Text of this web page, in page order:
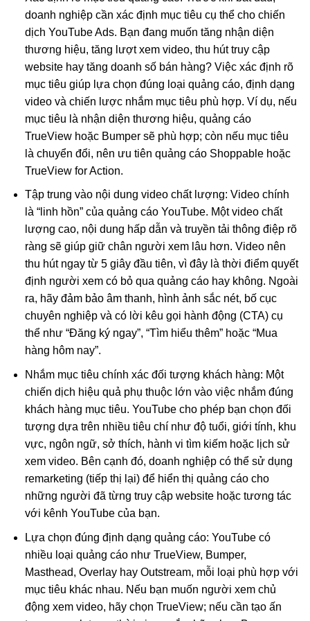
doanh nghiệp cần xác định mục tiêu cụ thể cho chiến
dịch YouTube Ads. Bạn đang muốn tăng nhận diện
thương hiệu, tăng lượt xem video, thu hút truy cập
website hay tăng doanh số bán hàng? Việc xác định rõ
mục tiêu giúp lựa chọn đúng loại quảng cáo, định dạng
video và chiến lược nhắm mục tiêu phù hợp. Ví dụ, nếu
mục tiêu là nhận diện thương hiệu, quảng cáo
TrueView hoặc Bumper sẽ phù hợp; còn nếu mục tiêu
là chuyển đổi, nên ưu tiên quảng cáo Shoppable hoặc
TrueView for Action.
Tập trung vào nội dung video chất lượng: Video chính
là “linh hồn” của quảng cáo YouTube. Một video chất
lượng cao, nội dung hấp dẫn và truyền tải thông điệp rõ
ràng sẽ giúp giữ chân người xem lâu hơn. Video nên
thu hút ngay từ 5 giây đầu tiên, vì đây là thời điểm quyết
định người xem có bỏ qua quảng cáo hay không. Ngoài
ra, hãy đảm bảo âm thanh, hình ảnh sắc nét, bố cục
chuyên nghiệp và có lời kêu gọi hành động (CTA) cụ
thể như “Đăng ký ngay”, “Tìm hiểu thêm” hoặc “Mua
hàng hôm nay”.
Nhắm mục tiêu chính xác đối tượng khách hàng: Một
chiến dịch hiệu quả phụ thuộc lớn vào việc nhắm đúng
khách hàng mục tiêu. YouTube cho phép bạn chọn đối
tượng dựa trên nhiều tiêu chí như độ tuổi, giới tính, khu
vực, ngôn ngữ, sở thích, hành vi tìm kiếm hoặc lịch sử
xem video. Bên cạnh đó, doanh nghiệp có thể sử dụng
remarketing (tiếp thị lại) để hiển thị quảng cáo cho
những người đã từng truy cập website hoặc tương tác
với kênh YouTube của bạn.
Lựa chọn đúng định dạng quảng cáo: YouTube có
nhiều loại quảng cáo như TrueView, Bumper,
Masthead, Overlay hay Outstream, mỗi loại phù hợp với
mục tiêu khác nhau. Nếu bạn muốn người xem chủ
động xem video, hãy chọn TrueView; nếu cần tạo ấn